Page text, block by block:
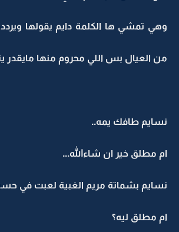
وهي تمشي ها الكلمة دايم يقولها
من العيال بس اللي محروم منها مايقدر
نسايم طافك يمه..
ام مطلق خير ان شاءالله...
نسايم بشماتة مريم الغبية لعبت في
ام مطلق ليه؟